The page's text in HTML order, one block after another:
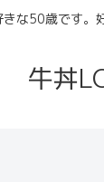
な50歳です
牛丼